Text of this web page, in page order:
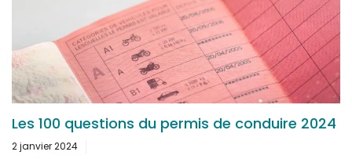
Les 100 questions du permis de conduire 2024
2 janvier 2024